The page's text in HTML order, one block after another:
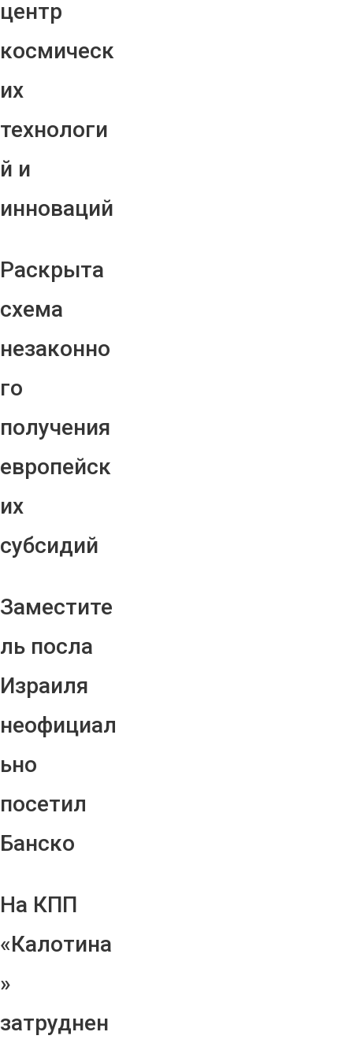
центр
космическ
их
технологи
й и
инноваций
Раскрыта
схема
незаконно
го
получения
европейск
их
субсидий
Заместите
ль посла
Израиля
неофициал
ьно
посетил
Банско
На КПП
«Калотина
»
затруднен